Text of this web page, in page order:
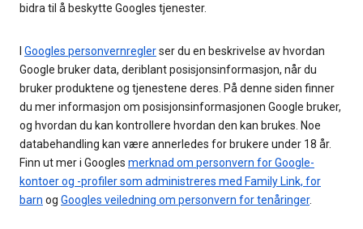
bidra til å beskytte Googles tjenester.
Googles personvernreglerser du en beskrivelse av hvordan
Google bruker data, deriblant posisjonsinformasjon, når du
bruker produktene og tjenestene deres. På denne siden finner
du mer informasjon om posisjonsinformasjonen Google bruker,
og hvordan du kan kontrollere hvordan den kan brukes. Noe
databehandling kan være annerledes for brukere under 18 år.
Finn ut mer i Googles merknad om personvern for Google-
kontoer og -profiler som administreres med Family Link, for
barn og Googles veiledning om personvern for tenåringer.